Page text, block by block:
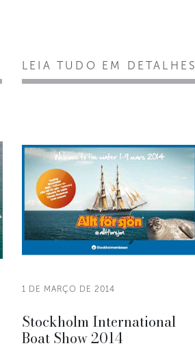
LEIA TUDO EM DETALHES
1 DE MARÇO DE 2014
Stockholm International
Boat Show 2014